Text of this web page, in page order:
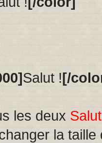
Salut ![/
les deux
la